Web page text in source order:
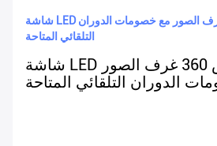
شاشة LED قابلة للتخصيص 360 غرف الصور مع خصومات الدوران
التلقائي المتاحة
شاشة LED قابلة للتخصيص 360 غرف الصور
الدوران التلقائي المتاحة